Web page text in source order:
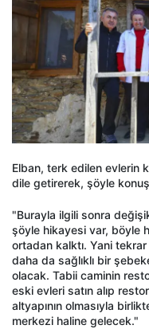
Elban, terk edilen evlerin
dile getirerek, şöyle
"Burayla ilgili sonra
şöyle hikayesi var, böyle
ortadan kalktı. Yani
daha da sağlıklı bir
olacak. Tabii caminin
eski evleri satın alıp
altyapının olmasıyla
merkezi haline gelecek."